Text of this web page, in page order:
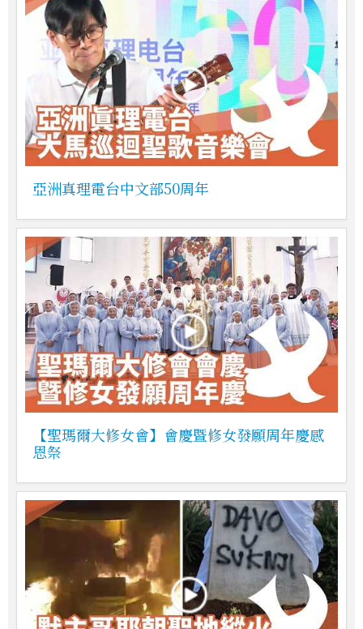
亞洲真理電台中文部50周年
【聖瑪爾大修女會】會慶暨修女發願周年慶感
恩祭